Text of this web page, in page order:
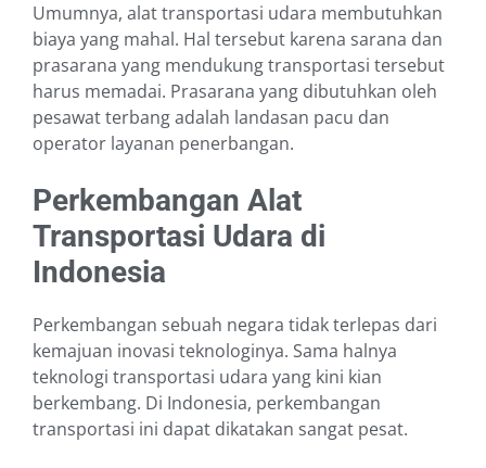
Umumnya, alat transportasi udara membutuhkan
biaya yang mahal. Hal tersebut karena sarana dan
prasarana yang mendukung transportasi tersebut
harus memadai. Prasarana yang dibutuhkan oleh
pesawat terbang adalah landasan pacu dan
operator layanan penerbangan.
Perkembangan Alat
Transportasi Udara di
Indonesia
Perkembangan sebuah negara tidak terlepas dari
kemajuan inovasi teknologinya. Sama halnya
teknologi transportasi udara yang kini kian
berkembang. Di Indonesia, perkembangan
transportasi ini dapat dikatakan sangat pesat.